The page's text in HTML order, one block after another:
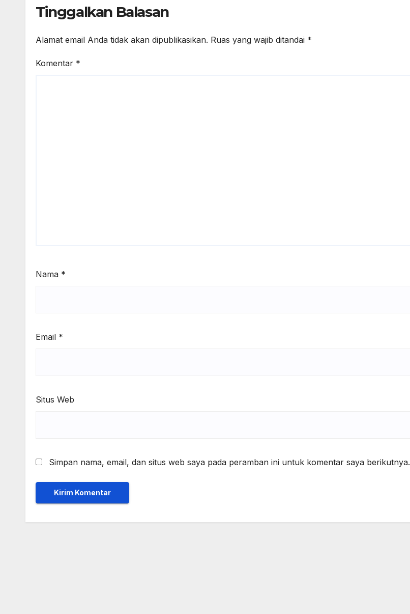
Tinggalkan Balasan
Alamat email Anda tidak akan dipublikasikan. Ruas yang wajib ditandai *
Komentar *
Nama *
Email *
Situs Web
Simpan nama, email, dan situs web saya pada peramban ini untuk komentar saya berikutnya.